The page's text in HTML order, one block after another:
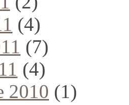
(4)
(7)
(4)
2010 (1)